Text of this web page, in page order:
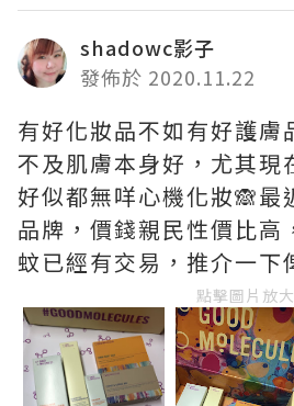
shadowc影子
發佈於 2020.11.22
有好化妝品不如有好護膚
不及肌膚本身好，尤其現
好似都無咩心機化妝🙈最
品牌，價錢親民性價比高
蚊已經有交易，推介一下
點擊圖片放大